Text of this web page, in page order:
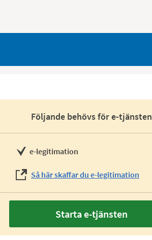
Följande behövs för e-tjänsten
e-legitimation
Så här skaffar du e-legitimation
Starta e-tjänsten